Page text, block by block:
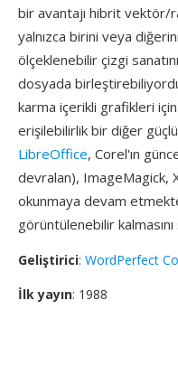
bir avantajı hibrit vektör/
yalnızca birini veya
ölçeklenebilir çizgi
dosyada
karma içerikli grafikleri
erişilebilirlik bir diğer
LibreOffice, Corel'ın
devralan), ImageMagick,
okunmaya devam
görüntülenebilir
Geliştirici: WordPerfect
İlk yayın: 1988